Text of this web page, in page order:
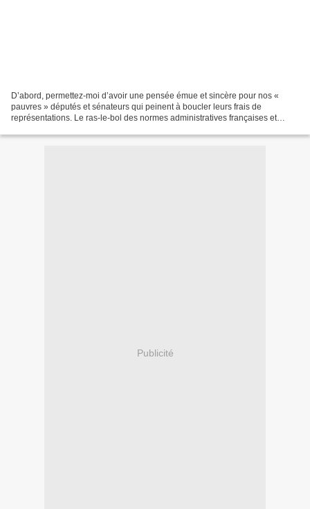
D’abord, permettez-moi d’avoir une pensée émue et sincère pour nos «
pauvres » députés et sénateurs qui peinent à boucler leurs frais de
représentations. Le ras-le-bol des normes administratives françaises et
Publicité